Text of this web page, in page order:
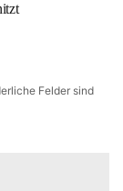
Felder sind